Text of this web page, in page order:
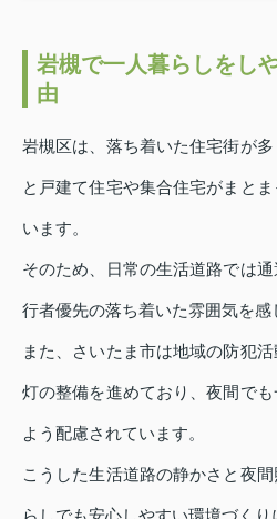
岩槻で一人暮らしをし
由
岩槻区は、落ち着いた住宅街が
と戸建て住宅や集合住宅がまと
います。
そのため、日常の生活道路では
行者優先の落ち着いた雰囲気を感
また、さいたま市は地域の防犯
灯の整備を進めており、夜間で
よう配慮されています。
こうした生活道路の静かさと夜
らしでも安心しやすい環境づくり